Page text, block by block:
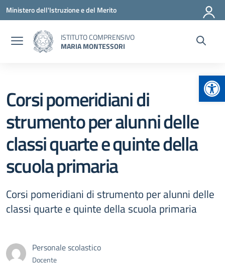
Vai ai contenuti
Vai al menu di navigazione
Vai al footer
Ministero dell'Istruzione e del Merito
ISTITUTO COMPRENSIVO
MARIA MONTESSORI
Corsi pomeridiani di
strumento per alunni delle
classi quarte e quinte della
scuola primaria
Corsi pomeridiani di strumento per alunni delle
classi quarte e quinte della scuola primaria
Personale scolastico
Docente